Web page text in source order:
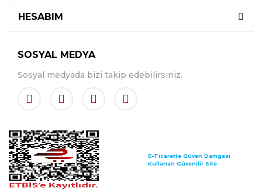
HESABIM
SOSYAL MEDYA
Sosyal medyada bizi takip edebilirsiniz.
E-Ticarette Güven Damgası
Kullanan Güvenilir Site